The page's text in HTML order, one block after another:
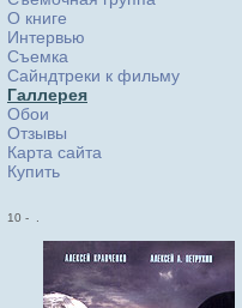
О книге
Интервью
Cъемка
Сайндтреки к фильму
Галлерея
Обои
Отзывы
Карта сайта
Купить
10 -